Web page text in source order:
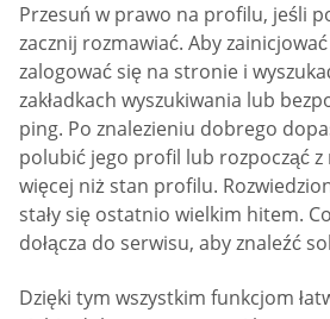
Przesuń w prawo na profilu, jeśli
zacznij rozmawiać. Aby
zalogować się na stronie i
zakładkach wyszukiwania lub
ping. Po znalezieniu dobrego
polubić jego profil lub rozpocząć z
więcej niż stan profilu.
stały się ostatnio wielkim hitem.
dołącza do serwisu, aby znaleźć
Dzięki tym wszystkim funkcjom